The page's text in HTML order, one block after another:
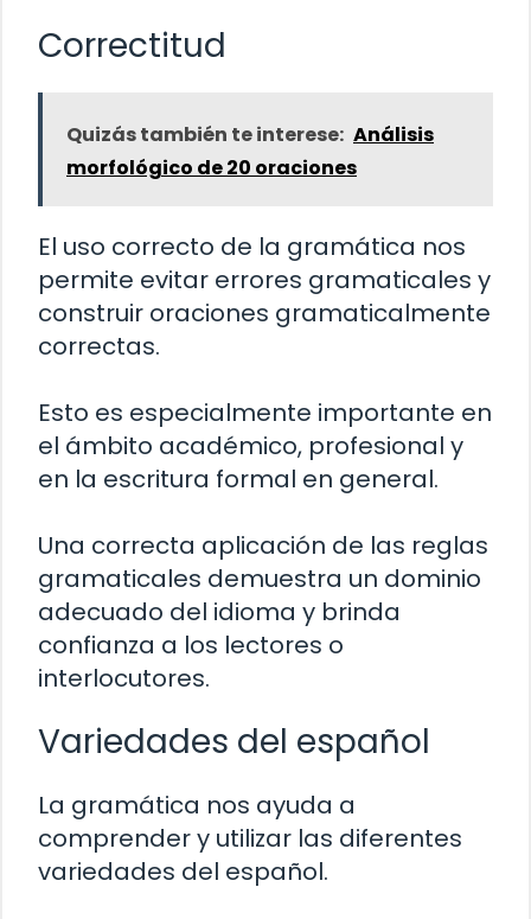
Correctitud
Quizás también te interese: Análisis
morfológico de 20 oraciones
El uso correcto de la gramática nos
permite evitar errores gramaticales y
construir oraciones gramaticalmente
correctas.
Esto es especialmente importante en
el ámbito académico, profesional y
en la escritura formal en general.
Una correcta aplicación de las reglas
gramaticales demuestra un dominio
adecuado del idioma y brinda
confianza a los lectores o
interlocutores.
Variedades del español
La gramática nos ayuda a
comprender y utilizar las diferentes
variedades del español.